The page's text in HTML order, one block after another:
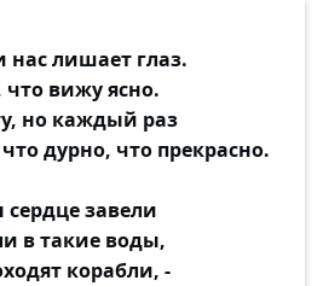
нас лишает глаз.
что вижу ясно.
но каждый раз
дурно, что прекрасно.
завели
в такие воды,
корабли, -